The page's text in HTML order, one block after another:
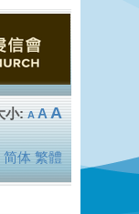
A A A
简体 繁體